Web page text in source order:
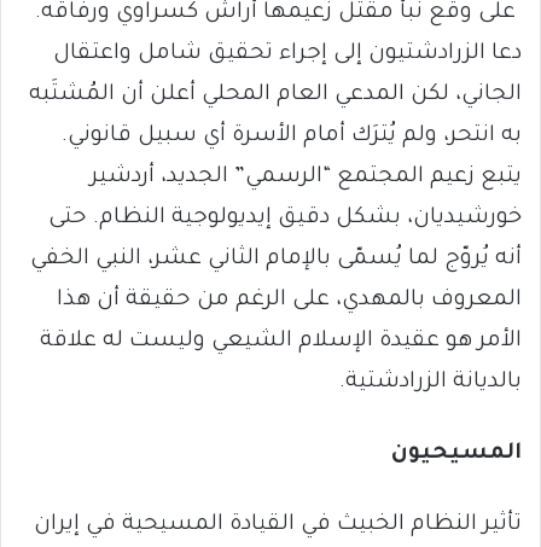
على وقع نبأ مقتل زعيمها أراش كسراوي ورفاقه.
دعا الزرادشتيون إلى إجراء تحقيق شامل واعتقال
الجاني، لكن المدعي العام المحلي أعلن أن المُشتَبه
به انتحر، ولم يُترَك أمام الأسرة أي سبيل قانوني.
يتبع زعيم المجتمع “الرسمي” الجديد، أردشير
خورشيديان، بشكل دقيق إيديولوجية النظام. حتى
أنه يُروّج لما يُسمّى بالإمام الثاني عشر، النبي الخفي
المعروف بالمهدي، على الرغم من حقيقة أن هذا
الأمر هو عقيدة الإسلام الشيعي وليست له علاقة
بالديانة الزرادشتية.
المسيحيون
تأثير النظام الخبيث في القيادة المسيحية في إيران